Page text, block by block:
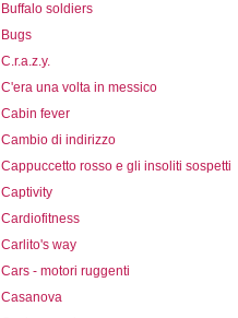
Buffalo soldiers
Bugs
C.r.a.z.y.
C'era una volta in messico
Cabin fever
Cambio di indirizzo
Cappuccetto rosso e gli insoliti sospetti
Captivity
Cardiofitness
Carlito's way
Cars - motori ruggenti
Casanova